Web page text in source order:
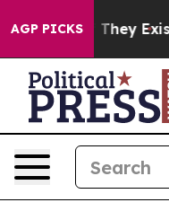
AGP PICKS
Proof They Exist Fox